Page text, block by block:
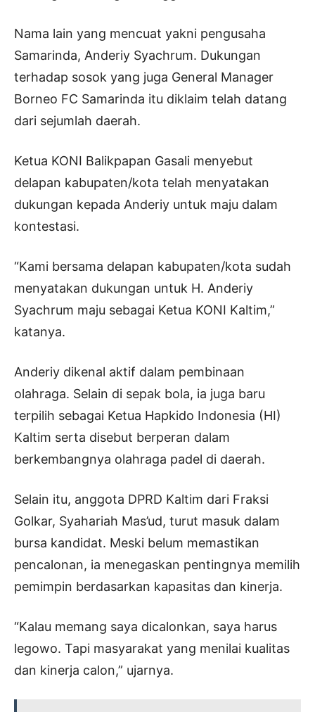
Nama lain yang mencuat yakni pengusaha
Samarinda, Anderiy Syachrum. Dukungan
terhadap sosok yang juga General Manager
Borneo FC Samarinda itu diklaim telah datang
dari sejumlah daerah.
Ketua KONI Balikpapan Gasali menyebut
delapan kabupaten/kota telah menyatakan
dukungan kepada Anderiy untuk maju dalam
kontestasi.
“Kami bersama delapan kabupaten/kota sudah
menyatakan dukungan untuk H. Anderiy
Syachrum maju sebagai Ketua KONI Kaltim,”
katanya.
Anderiy dikenal aktif dalam pembinaan
olahraga. Selain di sepak bola, ia juga baru
terpilih sebagai Ketua Hapkido Indonesia (HI)
Kaltim serta disebut berperan dalam
berkembangnya olahraga padel di daerah.
Selain itu, anggota DPRD Kaltim dari Fraksi
Golkar, Syahariah Mas’ud, turut masuk dalam
bursa kandidat. Meski belum memastikan
pencalonan, ia menegaskan pentingnya memilih
pemimpin berdasarkan kapasitas dan kinerja.
“Kalau memang saya dicalonkan, saya harus
legowo. Tapi masyarakat yang menilai kualitas
dan kinerja calon,” ujarnya.